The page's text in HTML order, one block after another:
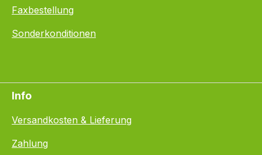
Faxbestellung
Sonderkonditionen
Info
Versandkosten & Lieferung
Zahlung